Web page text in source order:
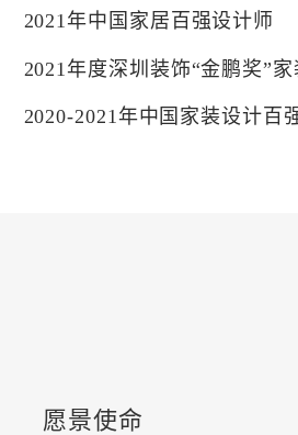
2021年中国家居百强设计师
2021年度深圳装饰“金鹏奖”
2020-2021年中国家装设计百
2019年度深圳市装饰家装类工
愿景使命